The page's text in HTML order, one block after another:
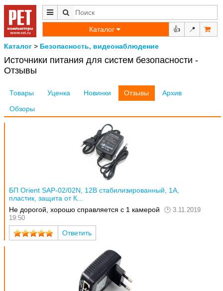
Каталог 👍 📍
Каталог > Безопасность, видеонаблюдение
Источники питания для систем безопасности -
Отзывы
Товары Уценка Новинки Отзывы
Архив
Обзоры
БП Orient SAP-02/02N, 12В стабилизированный, 1А,
пластик, защита от К...
Не дорогой, хорошо справляется с 1 камерой
3.11.2019
19:50
Ответить